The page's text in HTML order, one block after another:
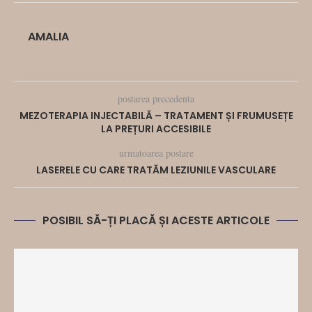
AMALIA
postarea precedenta
MEZOTERAPIA INJECTABILĂ – TRATAMENT ȘI FRUMUSEȚE
LA PREȚURI ACCESIBILE
urmatoarea postare
LASERELE CU CARE TRATĂM LEZIUNILE VASCULARE
POSIBIL SĂ-ȚI PLACĂ ȘI ACESTE ARTICOLE